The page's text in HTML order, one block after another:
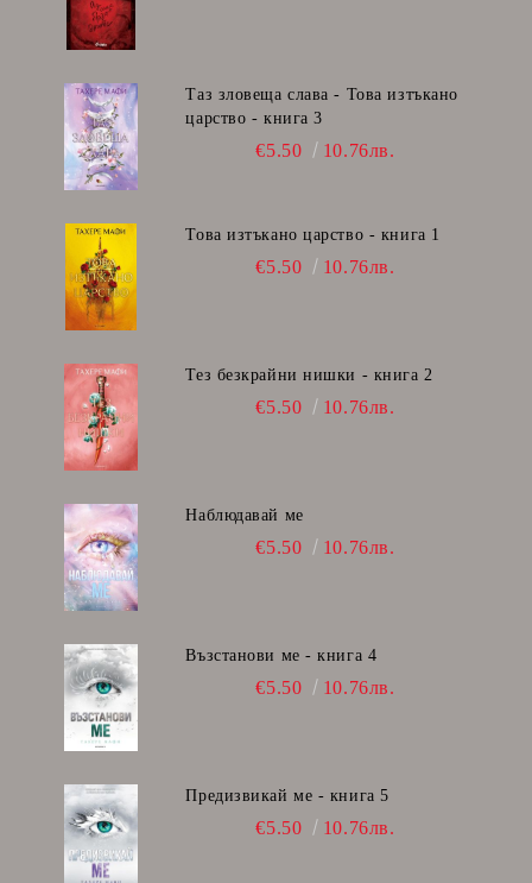
Таз зловеща слава - Това изтъкано
царство - книга 3
€5.50 10.76лв.
Това изтъкано царство - книга 1
€5.50 10.76лв.
Тез безкрайни нишки - книга 2
€5.50 10.76лв.
Наблюдавай ме
€5.50 10.76лв.
Възстанови ме - книга 4
€5.50 10.76лв.
Предизвикай ме - книга 5
€5.50 10.76лв.